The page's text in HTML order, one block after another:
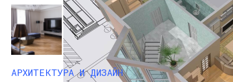
Иммунные Пути Могут Помешать
АРХИТЕКТУРА И ДИЗАЙН